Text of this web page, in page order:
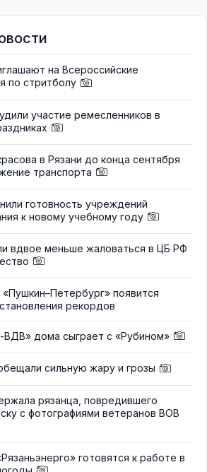
на Всероссийские
по стритболу
участие ремесленников в
в Рязани до конца сентября
транспорта
готовность учреждений
к новому учебному году
вдвое меньше жаловаться в ЦБ РФ
появится
рекордов
дома сыграет с «Рубином»
сильную жару и грозы
рязанца, повредившего
с фотографиями ветеранов ВОВ
готовятся к работе в